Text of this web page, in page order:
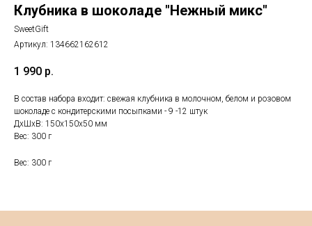
Клубника в шоколаде "Нежный микс"
SweetGift
Артикул: 134662162612
1 990 р.
В состав набора входит: свежая клубника в молочном, белом и розовом
шоколаде с кондитерскими посыпками - 9 -12 штук
ДxШxВ: 150x150x50 мм
Вес: 300 г
Вес: 300 г